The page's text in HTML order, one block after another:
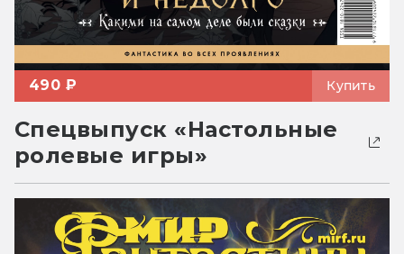
490 ₽ Купить
Спецвыпуск «Настольные
ролевые игры»